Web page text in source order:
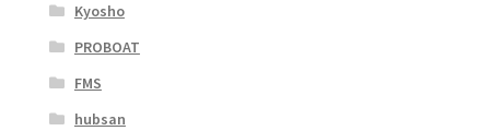
Kyosho
PROBOAT
FMS
hubsan